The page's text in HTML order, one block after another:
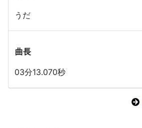
うだ
曲長
03分13.070秒